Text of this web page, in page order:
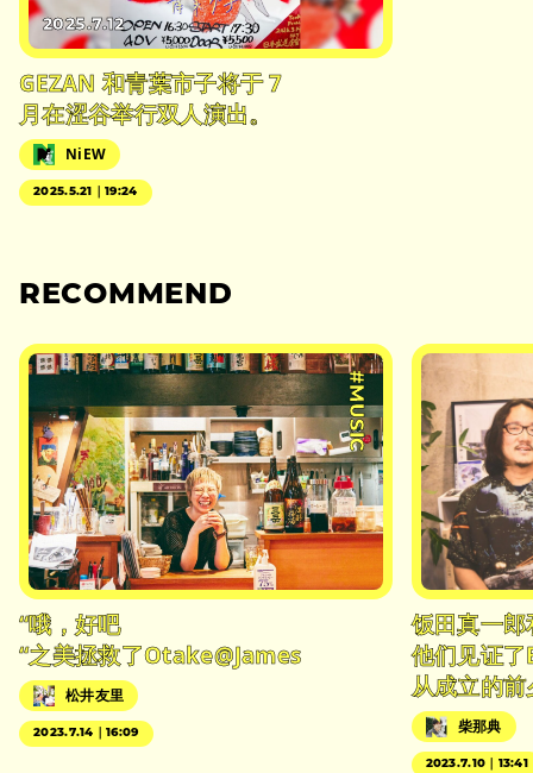
2025.7.12
GEZAN 和青葉市子将于 7
月在涩谷举行双人演出。
NiEW
2025.5.21｜19:24
RECOMMEND
#MUSIC
“哦，好吧
“之美拯救了Otake@James
松井友里
2023.7.14｜16:09
饭田真一
他们见证
从成立的
柴那典
2023.7.10｜13:41